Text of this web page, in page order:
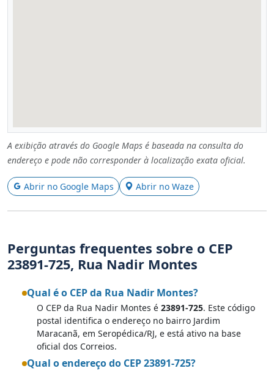
A exibição através do Google Maps é baseada na consulta do
endereço e pode não corresponder à localização exata oficial.
Abrir no Google Maps Abrir no Waze
Perguntas frequentes sobre o CEP
23891-725, Rua Nadir Montes
Qual é o CEP da Rua Nadir Montes?
O CEP da Rua Nadir Montes é 23891-725. Este código
postal identifica o endereço no bairro Jardim
Maracanã, em Seropédica/RJ, e está ativo na base
oficial dos Correios.
Qual o endereço do CEP 23891-725?